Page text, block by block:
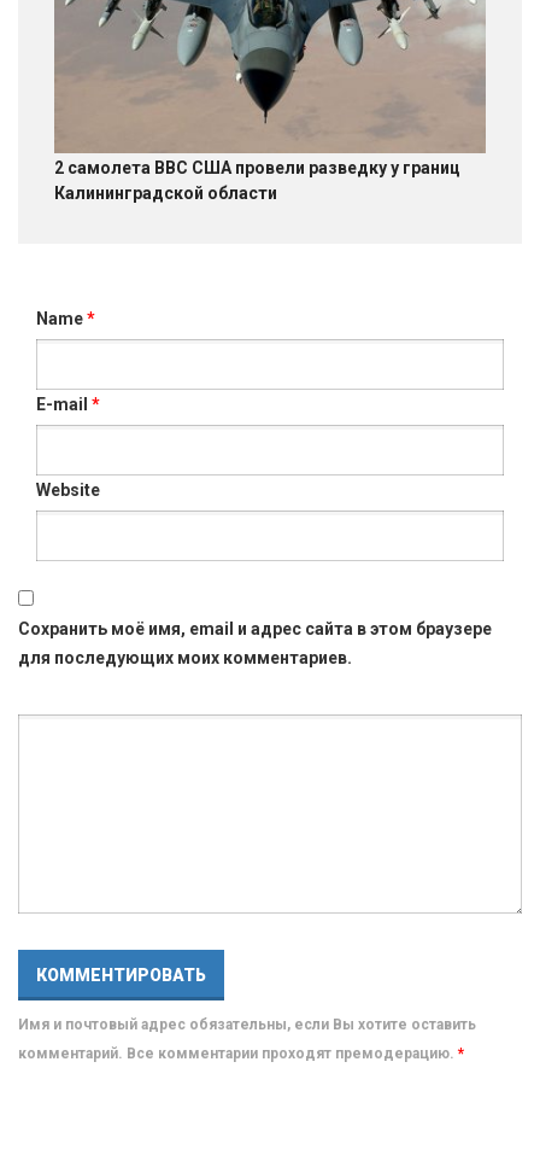
2 самолета ВВС США провели разведку у границ
Калининградской области
Name*
E-mail *
Website
Сохранить моё имя, email и адрес сайта в этом браузере
для последующих моих комментариев.
Имя и почтовый адрес обязательны, если Вы хотите оставить
комментарий. Все комментарии проходят премодерацию. *